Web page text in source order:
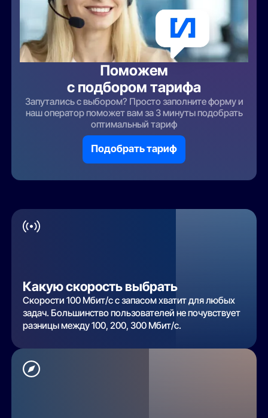
Поможем
с подбором тарифа
Запутались с выбором? Просто заполните форму и
наш оператор поможет вам за 3 минуты подобрать
оптимальный тариф
Подобрать тариф
Какую скорость выбрать
Скорости 100 Мбит/с с запасом хватит для любых
задач. Большинство пользователей не почувствует
разницы между 100, 200, 300 Мбит/с.